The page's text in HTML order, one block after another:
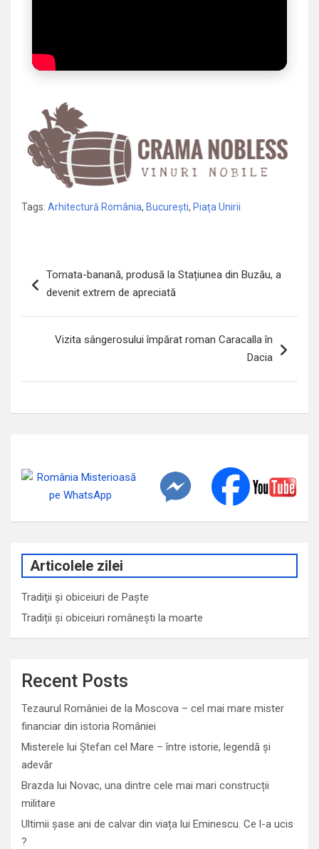
Tags: Arhitectură România, București, Piața Unirii
în
Tomata-banană, produsă la Stațiunea din Buzău, a
devenit extrem de apreciată
Vizita sângerosului împărat roman Caracalla în
Dacia
Articolele zilei
Tradiţii şi obiceiuri de Paşte
Tradiții și obiceiuri românești la moarte
Recent Posts
Tezaurul României de la Moscova – cel mai mare mister
financiar din istoria României
Misterele lui Ștefan cel Mare – între istorie, legendă și
adevăr
Brazda lui Novac, una dintre cele mai mari construcții
militare
Ultimii șase ani de calvar din viața lui Eminescu. Ce l-a ucis
?